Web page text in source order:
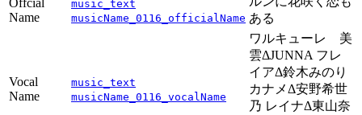
Offcial
Name
music_text
musicName_0116_officialName ある
Vocal
Name
music_text
musicName_0116_vocalName
ワルキューレ 美
雲ΔJUNNA フレ
イアΔ鈴木みのり
カナメΔ安野希世
乃 レイナΔ東山奈